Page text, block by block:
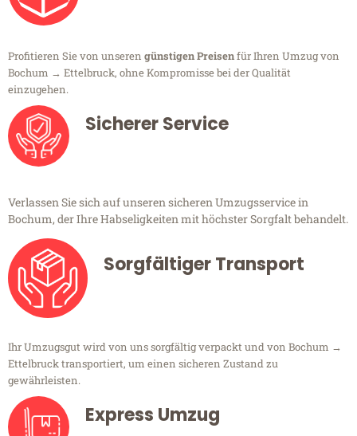
Profitieren Sie von unseren günstigen Preisenfür Ihren Umzug von
Bochum → Ettelbruck, ohne Kompromisse bei der Qualität
einzugehen.
Sicherer Service
Verlassen Sie sich auf unseren sicheren Umzugsservice in
Bochum, der Ihre Habseligkeiten mit höchster Sorgfalt behandelt.
Sorgfältiger Transport
Ihr Umzugsgut wird von uns sorgfältig verpackt und von Bochum →
Ettelbruck transportiert, um einen sicheren Zustand zu
gewährleisten.
Express Umzug